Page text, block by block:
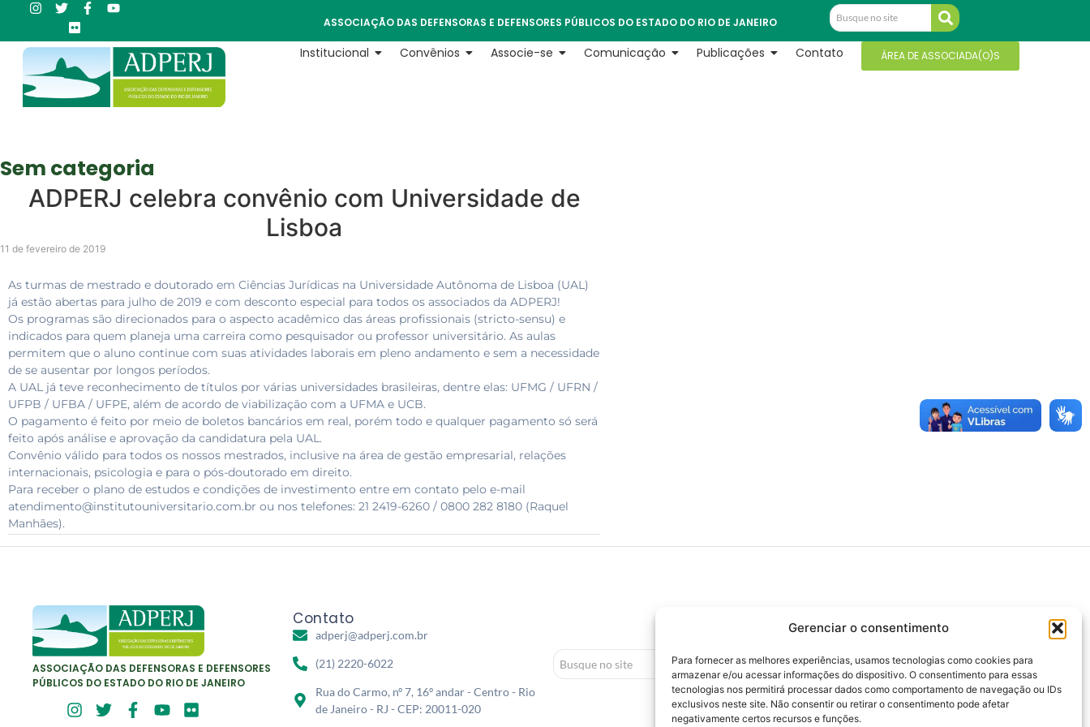
Gerenciar o consentimento
Para fornecer as melhores experiências, usamos tecnologias como cookies para
armazenar e/ou acessar informações do dispositivo. O consentimento para essas
tecnologias nos permitirá processar dados como comportamento de navegação ou IDs
exclusivos neste site. Não consentir ou retirar o consentimento pode afetar
negativamente certos recursos e funções.
ASSOCIAÇÃO DAS DEFENSORAS E DEFENSORES PÚBLICOS DO ESTADO DO RIO DE JANEIRO
Institucional Convênios Associe-se Comunicação Publicações Contato ÁREA DE ASSOCIADA(O)S
Sem categoria
ADPERJ celebra convênio com Universidade de
Lisboa
11 de fevereiro de 2019
As turmas de mestrado e doutorado em Ciências Jurídicas na Universidade Autônoma de Lisboa (UAL)
já estão abertas para julho de 2019 e com desconto especial para todos os associados da ADPERJ!
Os programas são direcionados para o aspecto acadêmico das áreas profissionais (stricto-sensu) e
indicados para quem planeja uma carreira como pesquisador ou professor universitário. As aulas
permitem que o aluno continue com suas atividades laborais em pleno andamento e sem a necessidade
de se ausentar por longos períodos.
A UAL já teve reconhecimento de títulos por várias universidades brasileiras, dentre elas: UFMG / UFRN /
UFPB / UFBA / UFPE, além de acordo de viabilização com a UFMA e UCB.
O pagamento é feito por meio de boletos bancários em real, porém todo e qualquer pagamento só será
feito após análise e aprovação da candidatura pela UAL.
Convênio válido para todos os nossos mestrados, inclusive na área de gestão empresarial, relações
internacionais, psicologia e para o pós-doutorado em direito.
Para receber o plano de estudos e condições de investimento entre em contato pelo e-mail
atendimento@institutouniversitario.com.br ou nos telefones: 21 2419-6260 / 0800 282 8180 (Raquel
Manhães).
ASSOCIAÇÃO DAS DEFENSORAS E DEFENSORES
PÚBLICOS DO ESTADO DO RIO DE JANEIRO
Contato
adperj@adperj.com.br
(21) 2220-6022
Rua do Carmo, nº 7, 16º andar - Centro - Rio
de Janeiro - RJ - CEP: 20011-020
>>> Associação Nacional das Defensoras e
Defensores Públicos (ANADEP)
>>> Defensoria Pública do Rio de Janeiro
>>> Caixa de Assistência aos Membros da
Defensoria Pública do Estado do Rio de
Janeiro (CAMARJ)